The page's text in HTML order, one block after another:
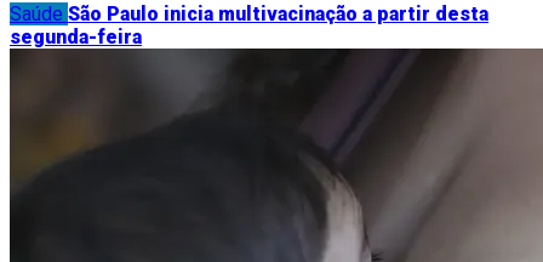
Saúde São Paulo inicia multivacinação a partir desta
segunda-feira